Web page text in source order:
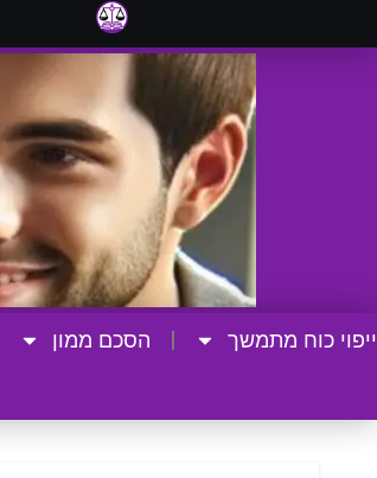
ייפוי כוח מתמשך הסכם ממון